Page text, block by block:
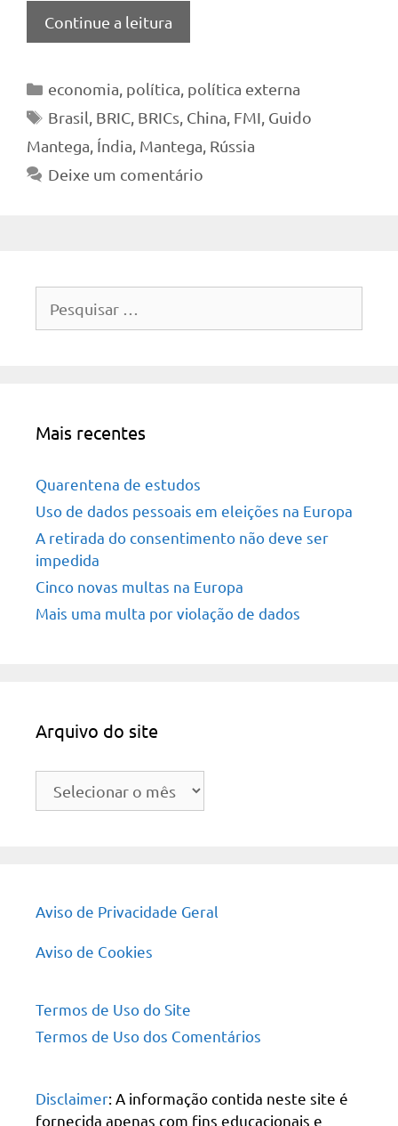
Continue a leitura
Categorias
economia política política externa
Tags
Brasil BRIC, BRICs, China FMI Guido
Mantega Índia Mantega Rússia
Deixe um comentário
por:
Mais recentes
Quarentena de estudos
Uso de dados pessoais em eleições na Europa
A retirada do consentimento não deve ser
impedida
Cinco novas multas na Europa
Mais uma multa por violação de dados
Arquivo do site
Arquivo
Aviso de Privacidade Geral
Aviso de Cookies
Termos de Uso do Site
Termos de Uso dos Comentários
Disclaimer: A informação contida neste site é
fornecida apenas com fins educacionais e